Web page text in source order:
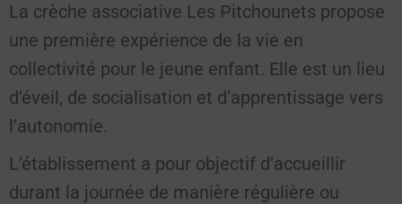
La crèche associative Les Pitchounets propose
une première expérience de la vie en
collectivité pour le jeune enfant. Elle est un lieu
d’éveil, de socialisation et d’apprentissage vers
l’autonomie.
L’établissement a pour objectif d’accueillir
durant la journée de manière régulière ou